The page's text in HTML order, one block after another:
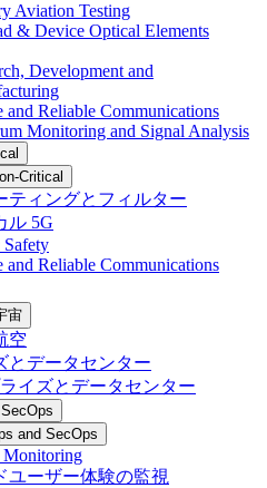
Aviation Testing
& Device Optical Elements
Development and
and Reliable Communications
Monitoring and Signal Analysis
Critical
ティングとフィルター
ル 5G
and Reliable Communications
宙
空
とデータセンター
イズとデータセンター
and SecOps
Monitoring
ユーザー体験の監視